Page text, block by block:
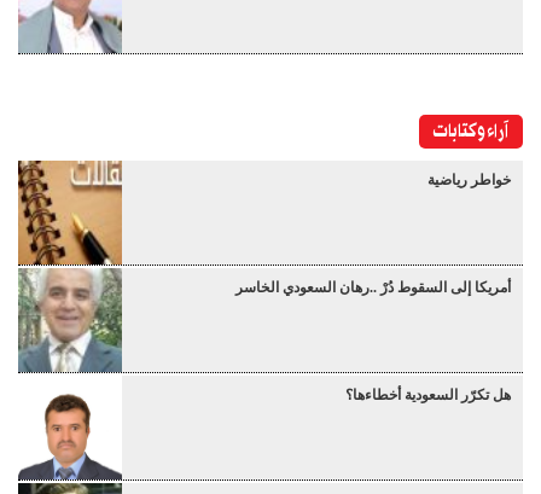
آراء وكتابات
خواطر رياضية
أمريكا إلى السقوط دُرْ ..رهان السعودي الخاسر
هل تكرّر السعودية أخطاءها؟